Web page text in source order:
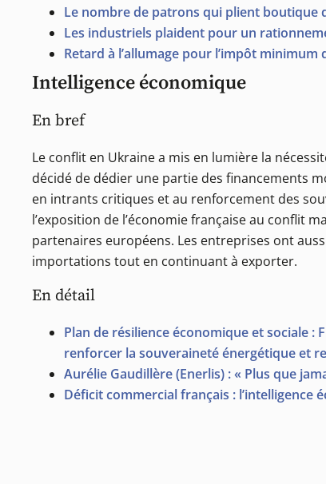
Le nombre de patrons qui plient boutique
Les industriels plaident pour un
Retard à l’allumage pour l’impôt minimum
Intelligence économique
En bref
Le conflit en Ukraine a mis en lumière la
décidé de dédier une partie des financements
en intrants critiques et au renforcement des
l’exposition de l’économie française au conflit
partenaires européens. Les entreprises ont
importations tout en continuant à exporter.
En détail
Plan de résilience économique et sociale
renforcer la souveraineté énergétique et
Aurélie Gaudillère (Enerlis) : « Plus que
Déficit commercial français : l’intelligence